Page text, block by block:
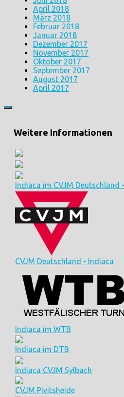
April 2018
März 2018
Februar 2018
Januar 2018
Dezember 2017
November 2017
Oktober 2017
September 2017
August 2017
April 2017
Weitere Informationen
Indiaca im CVJM Deutschland
CVJM Deutschland - Indiaca
Indiaca im WTB
Indiaca im DTB
Indiaca CVJM Sylbach
CVJM Pivitsheide